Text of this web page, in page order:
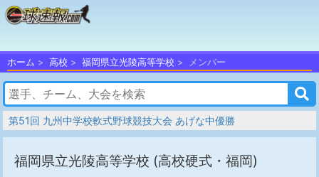
ホーム 高校 福岡県立光陵高等学校 メンバー
第51回 九州中学校軟式野球競技大会 あげな中優勝
福岡県立光陵高等学校 (高校硬式・福岡)